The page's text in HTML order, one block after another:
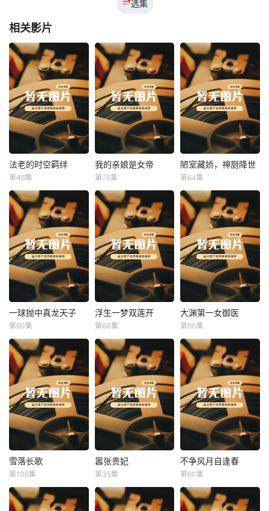
选集
相关影片
法老的时空羁绊
法老的时空羁绊
第46集
我的亲娘是女帝
我的亲娘是女帝
第75集
陋室藏娇，神厨降世
陋室藏娇，神厨降世
第64集
一球抛中真龙天子
一球抛中真龙天子
第60集
浮生一梦双莲开
浮生一梦双莲开
第60集
大渊第一女御医
大渊第一女御医
第50集
雪落长歌
雪落长歌
第106集
嚣张贵妃
嚣张贵妃
第35集
不争风月自逢春
不争风月自逢春
第60集